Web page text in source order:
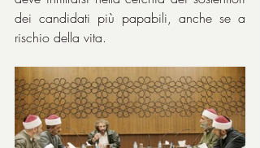
dei candidati più papabili, anche se a
rischio della vita.